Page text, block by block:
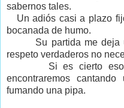
sabernos tales.
Un adiós casi a plazo
bocanada de humo.
Su partida me deja un
respeto verdaderos no
Si es cierto eso de
encontraremos
fumando una pipa.